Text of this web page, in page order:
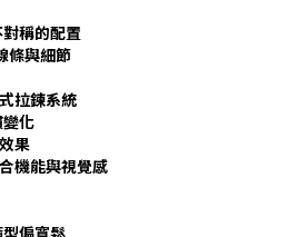
稱的配置
條與細節
拉鍊系統
化
果
機能與視覺感